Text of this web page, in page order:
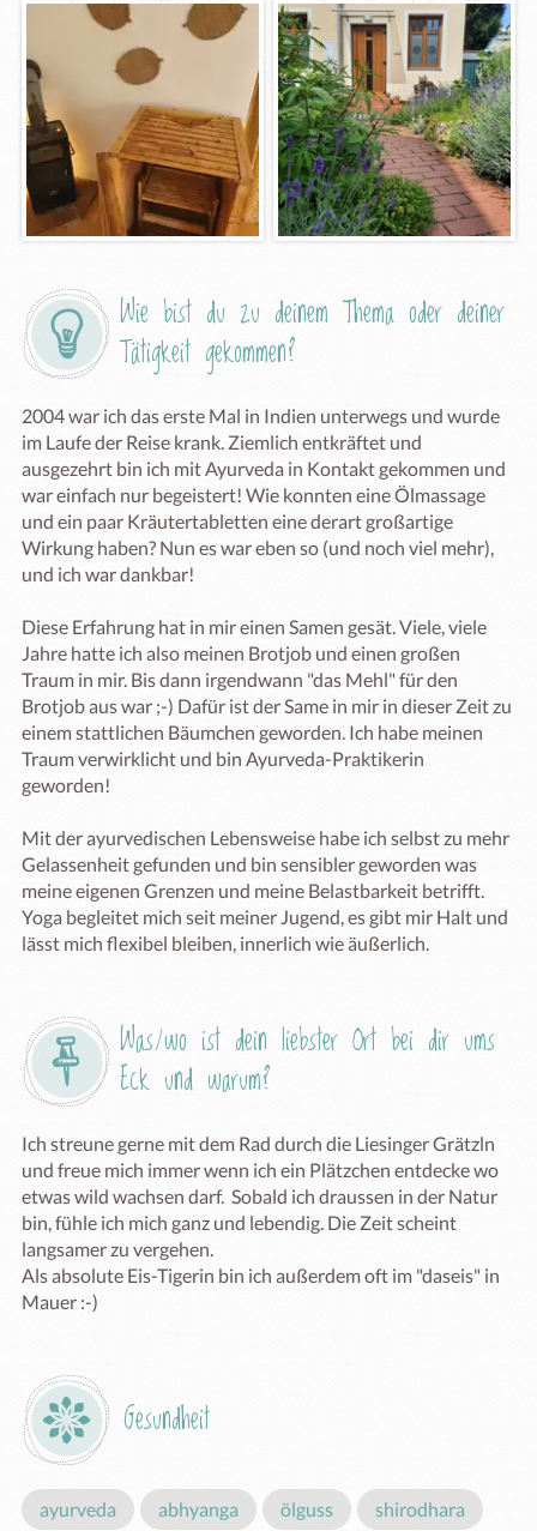
Wie bist du zu deinem Thema oder deiner
Tätigkeit gekommen?
2004 war ich das erste Mal in Indien unterwegs und wurde
im Laufe der Reise krank. Ziemlich entkräftet und
ausgezehrt bin ich mit Ayurveda in Kontakt gekommen und
war einfach nur begeistert! Wie konnten eine Ölmassage
und ein paar Kräutertabletten eine derart großartige
Wirkung haben? Nun es war eben so (und noch viel mehr),
und ich war dankbar!
Diese Erfahrung hat in mir einen Samen gesät. Viele, viele
Jahre hatte ich also meinen Brotjob und einen großen
Traum in mir. Bis dann irgendwann "das Mehl" für den
Brotjob aus war ;-) Dafür ist der Same in mir in dieser Zeit zu
einem stattlichen Bäumchen geworden. Ich habe meinen
Traum verwirklicht und bin Ayurveda-Praktikerin
geworden!
Mit der ayurvedischen Lebensweise habe ich selbst zu mehr
Gelassenheit gefunden und bin sensibler geworden was
meine eigenen Grenzen und meine Belastbarkeit betrifft.
Yoga begleitet mich seit meiner Jugend, es gibt mir Halt und
lässt mich flexibel bleiben, innerlich wie äußerlich.
Was/wo ist dein liebster Ort bei dir ums
Eck und warum?
Ich streune gerne mit dem Rad durch die Liesinger Grätzln
und freue mich immer wenn ich ein Plätzchen entdecke wo
etwas wild wachsen darf.  Sobald ich draussen in der Natur
bin, fühle ich mich ganz und lebendig. Die Zeit scheint
langsamer zu vergehen.
Als absolute Eis-Tigerin bin ich außerdem oft im "daseis" in
Mauer :-)
Gesundheit
ayurveda abhyanga ölguss shirodhara